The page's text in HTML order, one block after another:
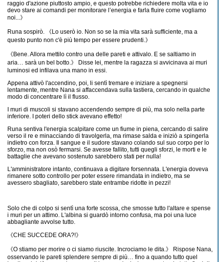
raggio d'azione piuttosto ampio, e questo potrebbe richiedere molta vita e io
devo stare ai comandi per monitorare l’energia e farla fluire come vogliamo
noi...》
Runa sospirò. 《Lo userò io. Non so se la mia vita sarà sufficiente, ma a
questo punto non c'è più tempo per essere prudenti.》
《Bene. Allora mettilo contro una delle pareti e attivalo. E se saltiamo in
aria… sarà un bel botto.》 Disse lei, mentre la ragazza si avvicinava ai muri
luminosi ed infilava una mano in essi.
Appena attivò l'accendino, poi, li sentì tremare e iniziare a spegnersi
lentamente, mentre Nana si affaccendava sulla tastiera, cercando in qualche
modo di concentrare lì il flusso.
I muri di muscoli si stavano accendendo sempre di più, ma solo nella parte
inferiore. I poteri dello stick avevano effetto!
Runa sentiva l'energia scalpitare come un fiume in piena, cercando di salire
verso il re e minacciando di travolgerla, ma rimase salda e iniziò a spingerla
indietro con forza. Il sangue e il sudore stavano colando sul suo corpo per lo
sforzo, ma non osò fermarsi. Se avesse fallito, tutti quegli sforzi, le morti e le
battaglie che avevano sostenuto sarebbero stati per nulla!
L'amministratore intanto, continuava a digitare forsennata. L'energia doveva
rimanere sotto controllo per poter essere rimandata in indietro, ma se
avessero sbagliato, sarebbero state entrambe ridotte in pezzi!
Solo che di colpo si sentì una forte scossa, che smosse tutto l'altare e spense
i muri per un attimo. L'albina si guardò intorno confusa, ma poi una luce
abbagliante avvolse tutto.
《CHE SUCCEDE ORA?!》
《O stiamo per morire o ci siamo riuscite. Incrociamo le dita.》 Rispose Nana,
osservando le pareti splendere sempre di più… fino a quando tutto quel